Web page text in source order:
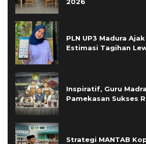
2026
PLN UP3 Madura
Estimasi Tagihan
Inspiratif, Guru
Pamekasan Sukses
Strategi MANTAB